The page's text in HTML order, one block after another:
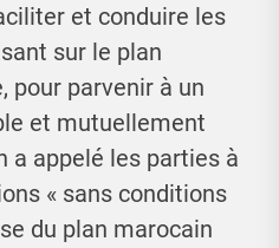
et conduire les
sur le plan
pour parvenir à un
et mutuellement
a appelé les parties à
« sans conditions
du plan marocain